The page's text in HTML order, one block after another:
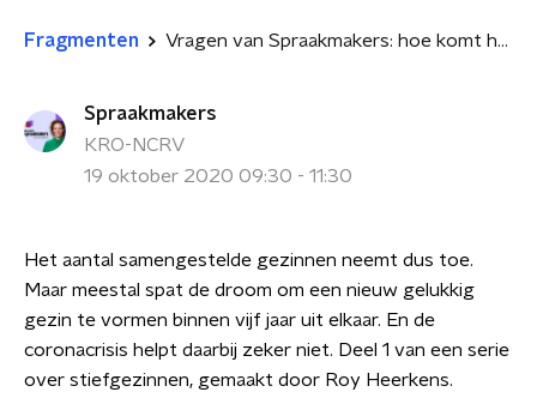
Fragmenten Vragen van Spraakmakers: hoe komt het dat samengestelde gezinnen steeds vaker uit elkaar vallen? - deel 1
Spraakmakers
KRO-NCRV
19 oktober 2020 09:30 - 11:30
Het aantal samengestelde gezinnen neemt dus toe.
Maar meestal spat de droom om een nieuw gelukkig
gezin te vormen binnen vijf jaar uit elkaar. En de
coronacrisis helpt daarbij zeker niet. Deel 1 van een serie
over stiefgezinnen, gemaakt door Roy Heerkens.